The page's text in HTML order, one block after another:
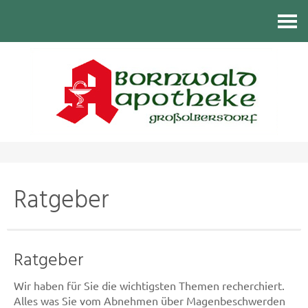
Ratgeber
Ratgeber
Wir haben für Sie die wichtigsten Themen recherchiert.
Alles was Sie vom Abnehmen über Magenbeschwerden